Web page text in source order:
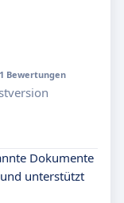
Bewertungen
Dokumente
unterstützt